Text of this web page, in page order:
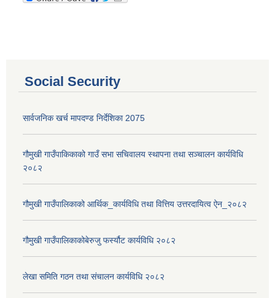
Social Security
सार्वजनिक खर्च मापदण्ड निर्देशिका 2075
गौमुखी गाउँपाकिकाको गाउँ सभा सचिवालय स्थापना तथा सञ्चालन कार्यविधि
२०८२
गौमुखी गाउँपालिकाको आर्थिक_कार्यविधि तथा वित्तिय उत्तरदायित्व ऐन_२०८२
गौमुखी गाउँपालिकाकोबेरुजु फर्स्यौट कार्यविधि २०८२
लेखा समिति गठन तथा संचालन कार्यविधि २०८२